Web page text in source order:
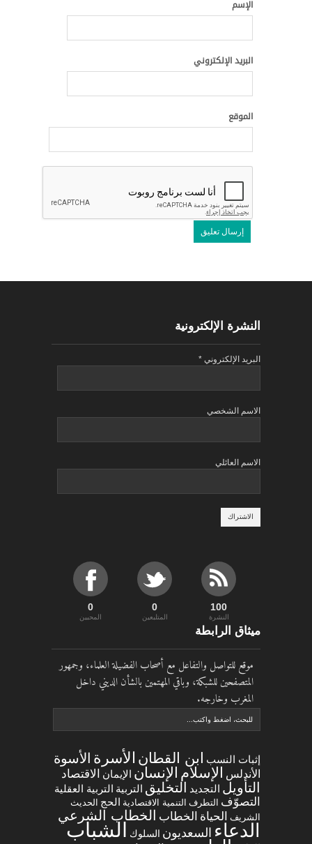
الإسم
البريد الإلكتروني
الموقع
النشرة الإلكترونية
البريد الإلكتروني *
الاسم الشخصي
الاسم العائلي
0
المحبين
0
المتلبعين
100
النشرة
ميثاق الرابطة
موقع للتواصل والتفاعل مع أصحاب الفضيلة العلماء، وجمهور
المتصفحين للشبكة، وباقي المهتمين بالشأن الديني داخل
المغرب وخارجه.
إثبات النسب ابن القطان الأسرة الأسوة
الأندلس الإسلام الإنسان الإيمان الاقتصاد
التأويل التجديد التخليق التربية التربية العقلية
التصوّف التطرف التنمية الاقتصادية الحج الحديث
الشريف
الحياة الخطاب الخطاب الشرعي
الدعاء السعديون السلوك الشباب